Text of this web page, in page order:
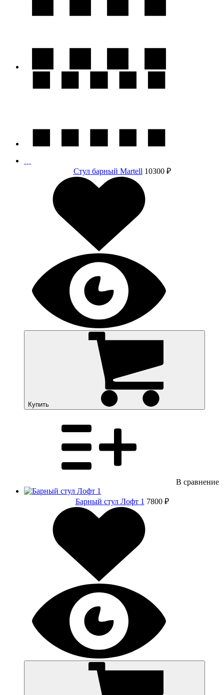
Cтул барный Martell 10300 ₽
Купить
В сравнение
Барный стул Лофт 1 7800 ₽